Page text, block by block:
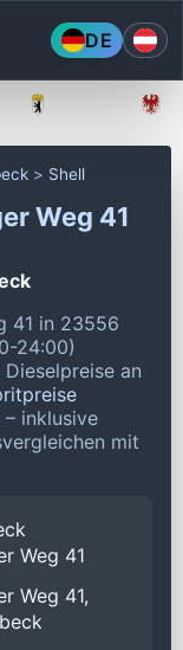
DE
Shell
Weg 41
41 in 23556
24:00)
an
inklusive
mit
Weg 41
Weg 41,